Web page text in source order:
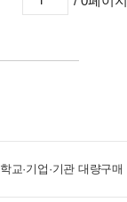
학교·기업·기관 대량구매